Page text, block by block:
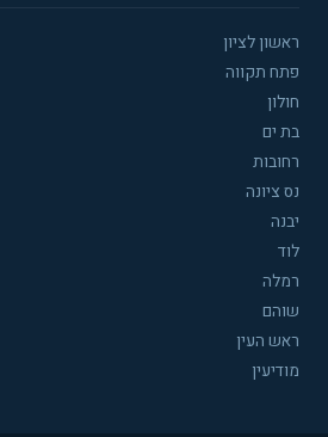
ראשון לציון
פתח תקווה
חולון
בת ים
רחובות
נס ציונה
יבנה
לוד
רמלה
שוהם
ראש העין
מודיעין